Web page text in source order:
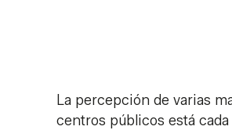
La percepción de varias
centros públicos está